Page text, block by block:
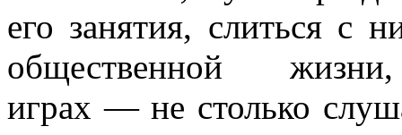
его занятия, слиться с
общественной
играх — не столько